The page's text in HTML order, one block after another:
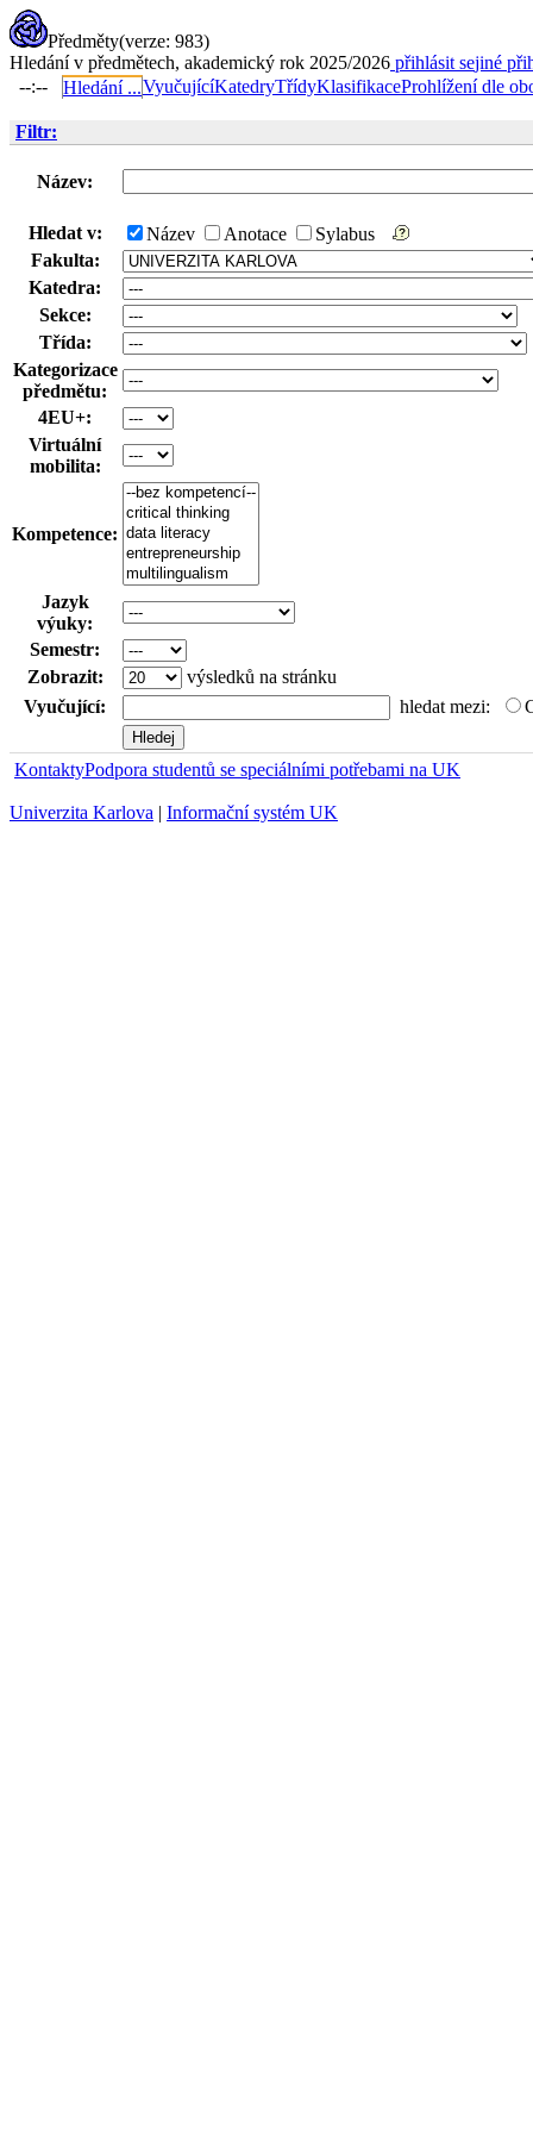
Předměty(verze: 983)
Hledání v předmětech, akademický rok 2025/2026 přihlásit sejiné
--:--
Hledání ...VyučujícíKatedryTřídyKlasifikaceProhlížení dle
Filtr:
Název:
Hledat v: Název Anotace
Sylabus
Fakulta:
Katedra:
Sekce:
Třída:
Kategorizace
předmětu:
4EU+:
Virtuální
mobilita:
Kompetence:
Jazyk
výuky:
Semestr:
Zobrazit:
výsledků na stránku
Vyučující:
hledat mezi:
KontaktyPodpora studentů se speciálními potřebami na UK
Univerzita Karlova | Informační systém UK